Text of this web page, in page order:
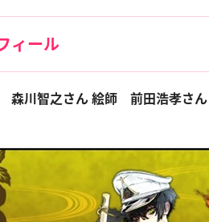
ィール
森川智之さん絵師 前田浩孝さん